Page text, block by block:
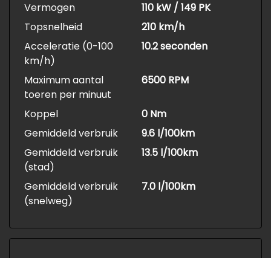
Vermogen
110 kW / 149 PK
Topsnelheid
210 km/h
Acceleratie (0-100
km/h)
10.2 seconden
Maximum aantal
toeren per minuut
6500 RPM
Koppel
0 Nm
Gemiddeld verbruik
9.6 l/100km
Gemiddeld verbruik
(stad)
13.5 l/100km
Gemiddeld verbruik
(snelweg)
7.0 l/100km